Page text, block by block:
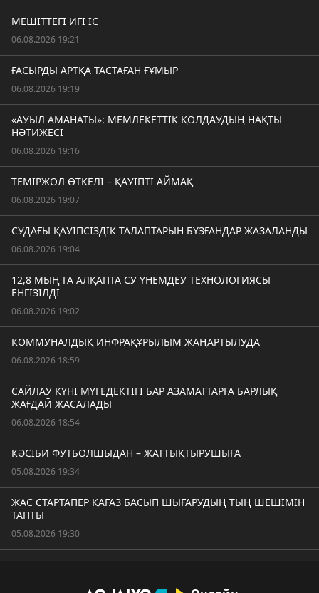
МЕШІТТЕГІ ИГІ ІС
06.08.2026 19:21
ҒАСЫРДЫ АРТҚА ТАСТАҒАН ҒҰМЫР
06.08.2026 19:19
«АУЫЛ АМАНАТЫ»: МЕМЛЕКЕТТІК ҚОЛДАУДЫҢ НАҚТЫ
НӘТИЖЕСІ
06.08.2026 19:16
ТЕМІРЖОЛ ӨТКЕЛІ – ҚАУІПТІ АЙМАҚ
06.08.2026 19:07
СУДАҒЫ ҚАУІПСІЗДІК ТАЛАПТАРЫН БҰЗҒАНДАР ЖАЗАЛАНДЫ
06.08.2026 19:04
12,8 МЫҢ ГА АЛҚАПТА СУ ҮНЕМДЕУ ТЕХНОЛОГИЯСЫ
ЕНГІЗІЛДІ
06.08.2026 19:02
КОММУНАЛДЫҚ ИНФРАҚҰРЫЛЫМ ЖАҢАРТЫЛУДА
06.08.2026 18:59
САЙЛАУ КҮНІ МҮГЕДЕКТІГІ БАР АЗАМАТТАРҒА БАРЛЫҚ
ЖАҒДАЙ ЖАСАЛАДЫ
06.08.2026 18:54
КӘСІБИ ФУТБОЛШЫДАН – ЖАТТЫҚТЫРУШЫҒА
05.08.2026 19:34
ЖАС СТАРТАПЕР ҚАҒАЗ БАСЫП ШЫҒАРУДЫҢ ТЫҢ ШЕШІМІН
ТАПТЫ
05.08.2026 19:30